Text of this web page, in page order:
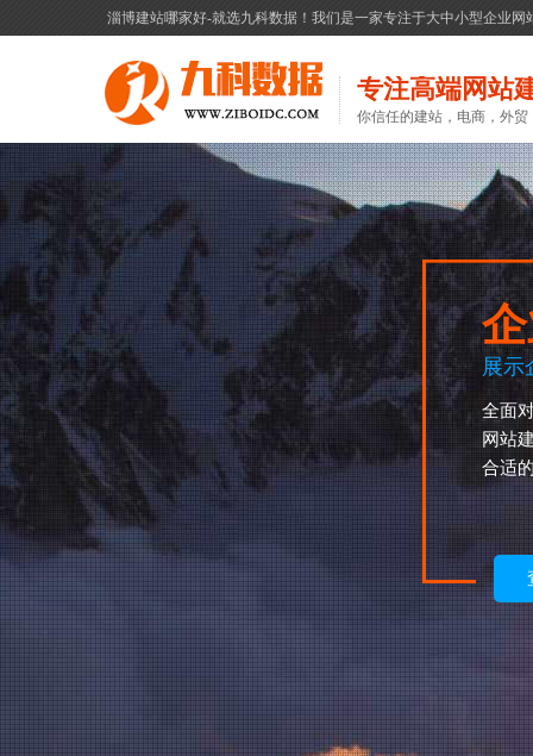
淄博建站哪家好-就选九科数据！我们是一家专注于大中小型企业网
专注高端网站
你信任的建站，电商，外贸
展示
全面
网站
合适